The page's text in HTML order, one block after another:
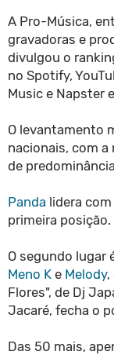
A Pro-Música,
gravadoras e
divulgou o
no Spotify,
Music e Napster
O levantamento
nacionais, com
de
Panda lidera com
primeira posição.
O segundo lugar
Meno K e Melody,
Flores", de Dj
Jacaré, fecha o
Das 50 mais,